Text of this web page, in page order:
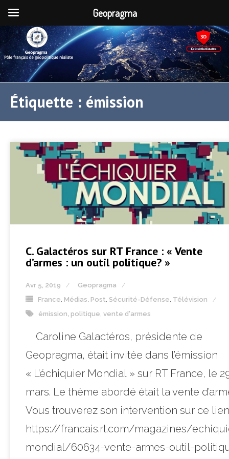
Étiquette : émission
C. Galactéros sur RT France : « Vente
d’armes : un outil politique? »
Avr 5, 2019
Geopragma
France Médias Post Sécurité-Défense Télévision
émission politique vente d'armes
Caroline Galactéros, présidente de
Geopragma, était invitée dans l’émission
« L’échiquier Mondial » sur RT France, le
mars. Le thème abordé était la vente
Vous trouverez son intervention sur ce
https://francais.rt.com/magazines/
mondial/60634-vente-armes-outil-
Geopragma